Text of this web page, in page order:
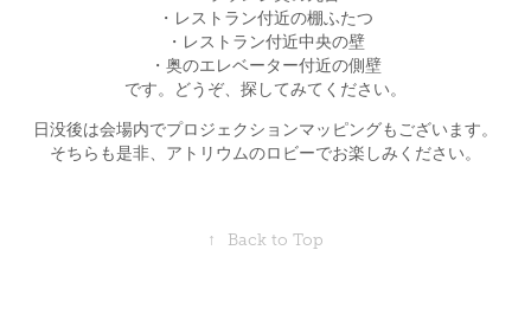
・レストラン付近の棚ふたつ
・レストラン付近中央の壁
・奥のエレベーター付近の側壁
です。どうぞ、探してみてください。
日没後は会場内でプロジェクションマッピングもございます。
そちらも是非、アトリウムのロビーでお楽しみください。
↑ Back to Top